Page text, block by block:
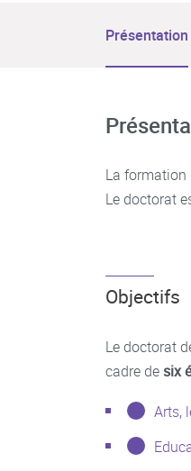
Présentation
La formation
Le doctorat
Objectifs
Le doctorat
cadre desix
Arts,